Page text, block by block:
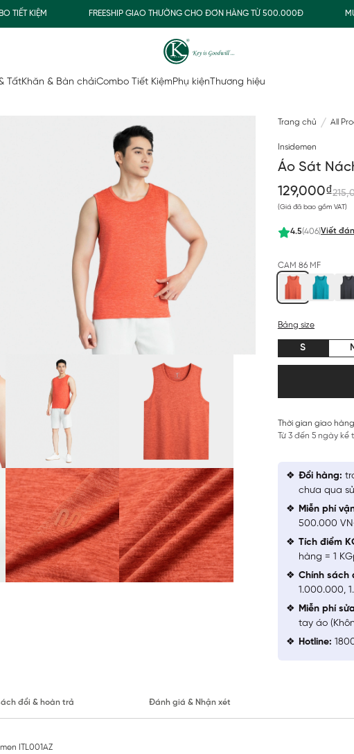
KIỆM FREESHIP GIAO THƯỜNG CHO ĐƠN HÀNG TỪ 500.000Đ MUA
TấtKhăn & Bàn chảiCombo Tiết KiệmPhụ kiện Thương hiệu
Trang chủ All
Insidemen
Áo Sát
129,000₫
(Giá đã bao gồm VAT)
4.5(406)Viết
CAM 86 MF
Bảng size
S
Thời gian giao
Từ 3 đến 5 ngày
Đổi hàng:
chưa qua
Miễn phí
500.000
Tích điểm
hàng = 1
Chính sách
1.000.000,
Miễn phí
tay áo
Hotline:
đổi & hoàn trả Đánh giá & Nhận xét
ITL001AZ